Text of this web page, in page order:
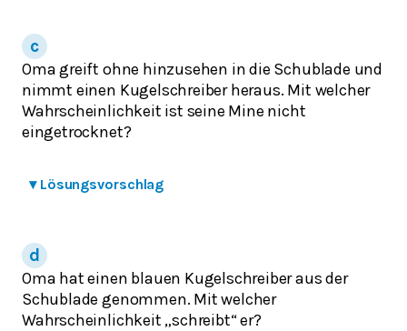
Oma greift ohne hinzusehen in die Schublade und
nimmt einen Kugelschreiber heraus. Mit welcher
Wahrscheinlichkeit ist seine Mine nicht
eingetrocknet?
▾ Lösungsvorschlag
Oma hat einen blauen Kugelschreiber aus der
Schublade genommen. Mit welcher
Wahrscheinlichkeit „schreibt“ er?